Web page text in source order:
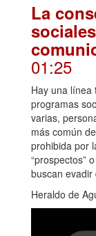
La
01:25
Hay una línea
programas
varias,
más común
prohibida por
“prospectos”
buscan
Heraldo de